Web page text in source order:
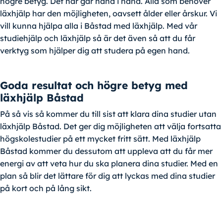
läxhjälp har den möjligheten, oavsett ålder eller årskur. Vi
vill kunna hjälpa alla i Båstad med läxhjälp. Med vår
studiehjälp och läxhjälp så är det även så att du får
verktyg som hjälper dig att studera på egen hand.
Goda resultat och högre betyg med
läxhjälp Båstad
På så vis så kommer du till sist att klara dina studier utan
läxhjälp Båstad. Det ger dig möjligheten att välja fortsatta
högskolestudier på ett mycket fritt sätt. Med läxhjälp
Båstad kommer du dessutom att uppleva att du får mer
energi av att veta hur du ska planera dina studier. Med en
plan så blir det lättare för dig att lyckas med dina studier
på kort och på lång sikt.